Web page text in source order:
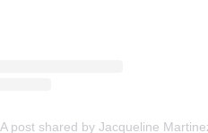
A post shared by Jacqueline